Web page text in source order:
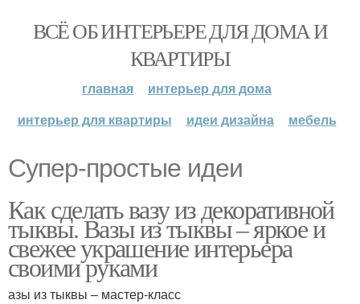
ВСЁ ОБ ИНТЕРЬЕРЕ ДЛЯ ДОМА И
КВАРТИРЫ
главная
интерьер для дома
интерьер для квартиры
идеи дизайна мебель
Супер-простые идеи
Как сделать вазу из декоративной
тыквы. Вазы из тыквы – яркое и
свежее украшение интерьера
своими руками
азы из тыквы – мастер-класс